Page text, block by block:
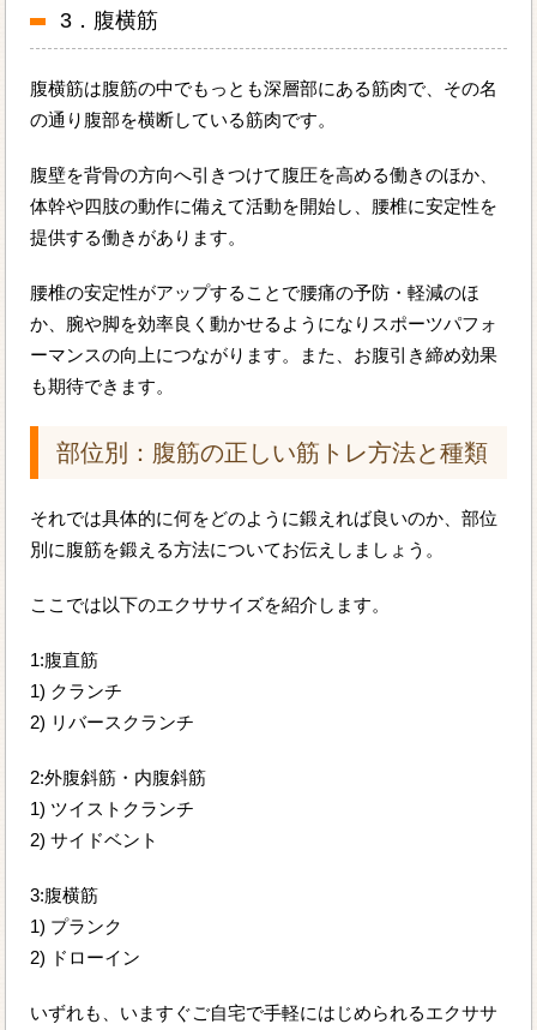
3．腹横筋
腹横筋は腹筋の中でもっとも深層部にある筋肉で、その名
の通り腹部を横断している筋肉です。
腹壁を背骨の方向へ引きつけて腹圧を高める働きのほか、
体幹や四肢の動作に備えて活動を開始し、腰椎に安定性を
提供する働きがあります。
腰椎の安定性がアップすることで腰痛の予防・軽減のほ
か、腕や脚を効率良く動かせるようになりスポーツパフォ
ーマンスの向上につながります。また、お腹引き締め効果
も期待できます。
部位別：腹筋の正しい筋トレ方法と種類
それでは具体的に何をどのように鍛えれば良いのか、部位
別に腹筋を鍛える方法についてお伝えしましょう。
ここでは以下のエクササイズを紹介します。
1:腹直筋
1) クランチ
2) リバースクランチ
2:外腹斜筋・内腹斜筋
1) ツイストクランチ
2) サイドベント
3:腹横筋
1) プランク
2) ドローイン
いずれも、いますぐご自宅で手軽にはじめられるエクササ